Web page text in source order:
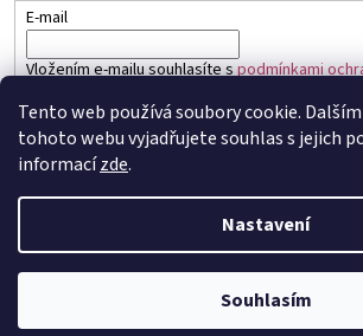
Tento web používá soubory cookie.
tohoto webu vyjadřujete souhlas s jejich
informacízde.
Nastavení
Souhlasím
E-mail
Vložením e-mailu souhlasíte spodmínkami
PŘIHLÁSIT SE
Vytvořil Shoptet
Sapo.cz. Všechna